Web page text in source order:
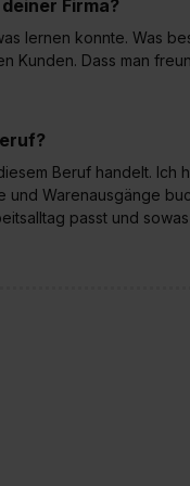
Firma?
lernen konnte. Was
Kunden. Dass man
Beruf handelt. Ich
und Warenausgänge
passt und